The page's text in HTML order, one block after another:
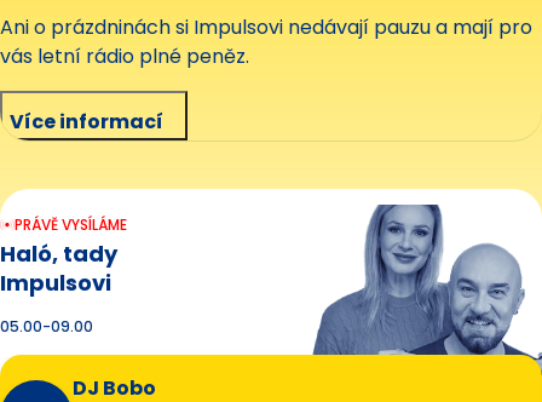
Ani o prázdninách si Impulsovi nedávají pauzu a mají pro
vás letní rádio plné peněz.
Více informací
PRÁVĚ VYSÍLÁME
Haló, tady
Impulsovi
05.00-09.00
DJ Bobo